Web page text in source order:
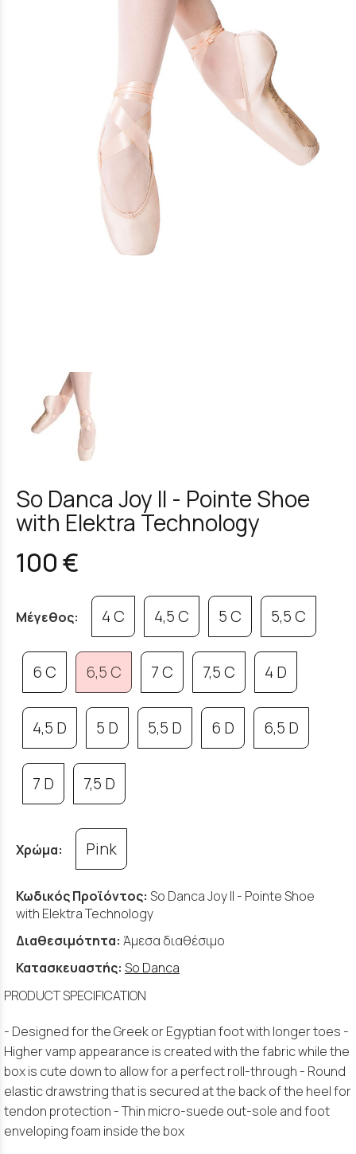
So Danca Joy II - Pointe Shoe
with Elektra Technology
100 €
Μέγεθος: 4 C 4,5 C 5 C 5,5 C
6 C 6,5 C 7 C 7,5 C 4 D
4,5 D 5 D 5,5 D 6 D 6,5 D
7 D 7,5 D
Χρώμα: Pink
Κωδικός Προϊόντος: So Danca Joy II - Pointe Shoe
with Elektra Technology
Διαθεσιμότητα: Άμεσα διαθέσιμο
Κατασκευαστής: So Danca
PRODUCT SPECIFICATION
- Designed for the Greek or Egyptian foot with longer toes -
Higher vamp appearance is created with the fabric while the
box is cute down to allow for a perfect roll-through - Round
elastic drawstring that is secured at the back of the heel for
tendon protection - Thin micro-suede out-sole and foot
enveloping foam inside the box